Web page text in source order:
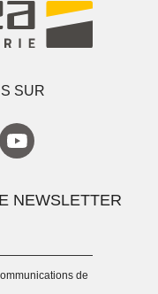
SUR
NEWSLETTER
de